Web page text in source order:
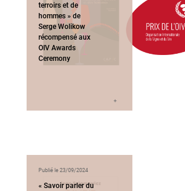
terroirs et de
hommes » de
Serge Wolikow
récompensé aux
OIV Awards
Ceremony
Publié le 23/09/2024
« Savoir parler du